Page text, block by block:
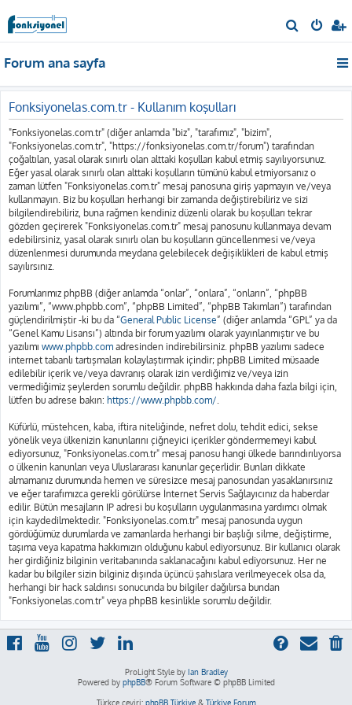
r
Forum ana sayfa
Fonksiyonelas.com.tr - Kullanım koşulları
"Fonksiyonelas.com.tr" (diğer anlamda "biz", "tarafımız", "bizim",
"Fonksiyonelas.com.tr", "https://fonksiyonelas.com.tr/forum") tarafından
çoğaltılan, yasal olarak sınırlı olan alttaki koşulları kabul etmiş sayılıyorsunuz.
Eğer yasal olarak sınırlı olan alttaki koşulların tümünü kabul etmiyorsanız o
zaman lütfen "Fonksiyonelas.com.tr" mesaj panosuna giriş yapmayın ve/veya
kullanmayın. Biz bu koşulları herhangi bir zamanda değiştirebiliriz ve sizi
bilgilendirebiliriz, buna rağmen kendiniz düzenli olarak bu koşulları tekrar
gözden geçirerek "Fonksiyonelas.com.tr" mesaj panosunu kullanmaya devam
edebilirsiniz, yasal olarak sınırlı olan bu koşulların güncellenmesi ve/veya
düzenlenmesi durumunda meydana gelebilecek değişiklikleri de kabul etmiş
sayılırsınız.
Forumlarımız phpBB (diğer anlamda “onlar”, “onlara”, “onların”, “phpBB
yazılımı”, “www.phpbb.com”, “phpBB Limited”, “phpBB Takımları”) tarafından
güçlendirilmiştir -ki bu da “General Public License” (diğer anlamda “GPL” ya da
“Genel Kamu Lisansı”) altında bir forum yazılımı olarak yayınlanmıştır ve bu
yazılımı www.phpbb.com adresinden indirebilirsiniz. phpBB yazılımı sadece
internet tabanlı tartışmaları kolaylaştırmak içindir; phpBB Limited müsaade
edilebilir içerik ve/veya davranış olarak izin verdiğimiz ve/veya izin
vermediğimiz şeylerden sorumlu değildir. phpBB hakkında daha fazla bilgi için,
lütfen bu adrese bakın: https://www.phpbb.com/.
Küfürlü, müstehcen, kaba, iftira niteliğinde, nefret dolu, tehdit edici, sekse
yönelik veya ülkenizin kanunlarını çiğneyici içerikler göndermemeyi kabul
ediyorsunuz, "Fonksiyonelas.com.tr" mesaj panosu hangi ülkede barındırılıyorsa
o ülkenin kanunları veya Uluslararası kanunlar geçerlidir. Bunları dikkate
almamanız durumunda hemen ve süresizce mesaj panosundan yasaklanırsınız
ve eğer tarafımızca gerekli görülürse İnternet Servis Sağlayıcınız da haberdar
edilir. Bütün mesajların IP adresi bu koşulların uygulanmasına yardımcı olmak
için kaydedilmektedir. "Fonksiyonelas.com.tr" mesaj panosunda uygun
gördüğümüz durumlarda ve zamanlarda herhangi bir başlığı silme, değiştirme,
taşıma veya kapatma hakkımızın olduğunu kabul ediyorsunuz. Bir kullanıcı olarak
her girdiğiniz bilginin veritabanında saklanacağını kabul ediyorsunuz. Her ne
kadar bu bilgiler sizin bilginiz dışında üçüncü şahıslara verilmeyecek olsa da,
herhangi bir hack saldırısı sonucunda bu bilgiler dağılırsa bundan
"Fonksiyonelas.com.tr" veya phpBB kesinlikle sorumlu değildir.
ProLight Style by Ian Bradley
Powered by phpBB® Forum Software © phpBB Limited
Türkçe çeviri: phpBB Türkiye& Türkiye Forum